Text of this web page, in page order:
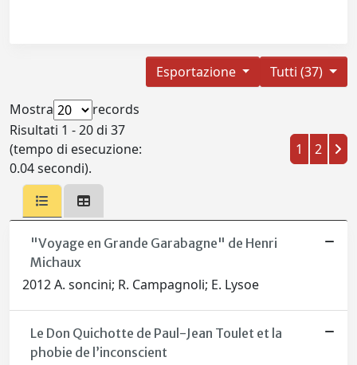
Tutti (37)
Esportazione
Mostra
records
Risultati 1 - 20 di 37
(tempo di esecuzione:
0.04 secondi).
1 2
"Voyage en Grande Garabagne" de Henri
Michaux
2012 A. soncini; R. Campagnoli; E. Lysoe
Le Don Quichotte de Paul-Jean Toulet et la
phobie de l’inconscient